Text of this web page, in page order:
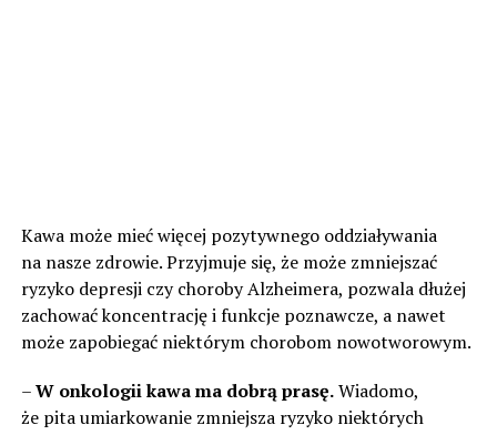
Kawa może mieć więcej pozytywnego oddziaływania
na nasze zdrowie. Przyjmuje się, że może zmniejszać
ryzyko depresji czy choroby Alzheimera, pozwala dłużej
zachować koncentrację i funkcje poznawcze, a nawet
może zapobiegać niektórym chorobom nowotworowym.
–W onkologii kawa ma dobrą prasę.Wiadomo,
że pita umiarkowanie zmniejsza ryzyko niektórych